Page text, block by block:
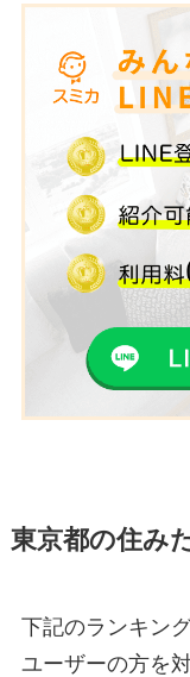
東京都の住み
下記のランキン
ユーザーの方を